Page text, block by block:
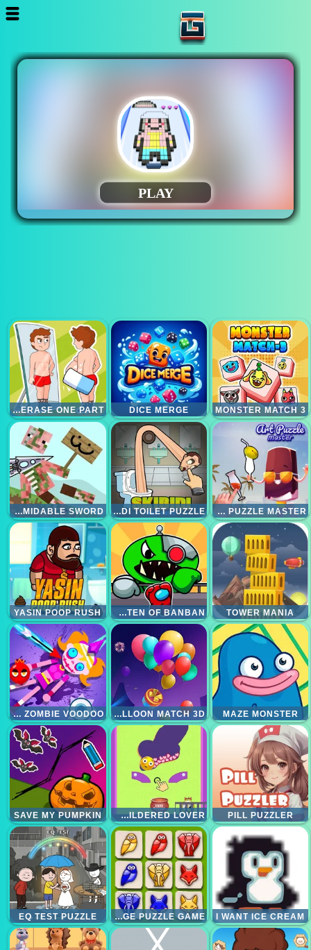
MONSTER MATCH 3
DICE MERGE
DELETE PUZZLE ERASE ONE PART
ART PUZZLE MASTER
SKIBIDI TOILET PUZZLE
A FORMIDABLE SWORD
TOWER MANIA
AMONG VS GARTEN OF BANBAN
YASIN POOP RUSH
MAZE MONSTER
BALLOON MATCH 3D
KICK ZOMBIE VOODOO
PILL PUZZLER
BEWILDERED LOVER
SAVE MY PUMPKIN
I WANT ICE CREAM
TIMBERLAND ARRANGE PUZZLE GAME
EQ TEST PUZZLE